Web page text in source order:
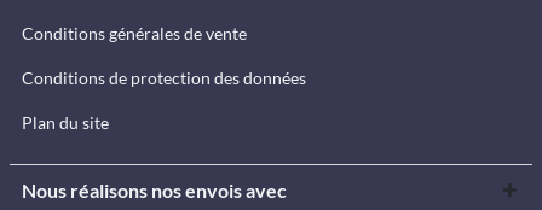
Conditions générales de vente
Conditions de protection des données
Plan du site
Nous réalisons nos envois avec